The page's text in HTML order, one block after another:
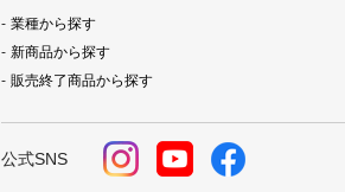
業種から探す
新商品から探す
販売終了商品から探す
公式SNS